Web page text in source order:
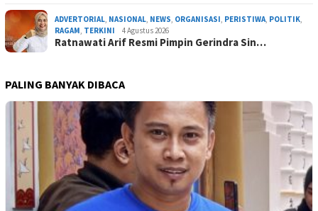
ADVERTORIAL NASIONAL NEWS ORGANISASI PERISTIWA POLITIK
RAGAM TERKINI 4 Agustus 2026
Ratnawati Arif Resmi Pimpin Gerindra Sin…
PALING BANYAK DIBACA